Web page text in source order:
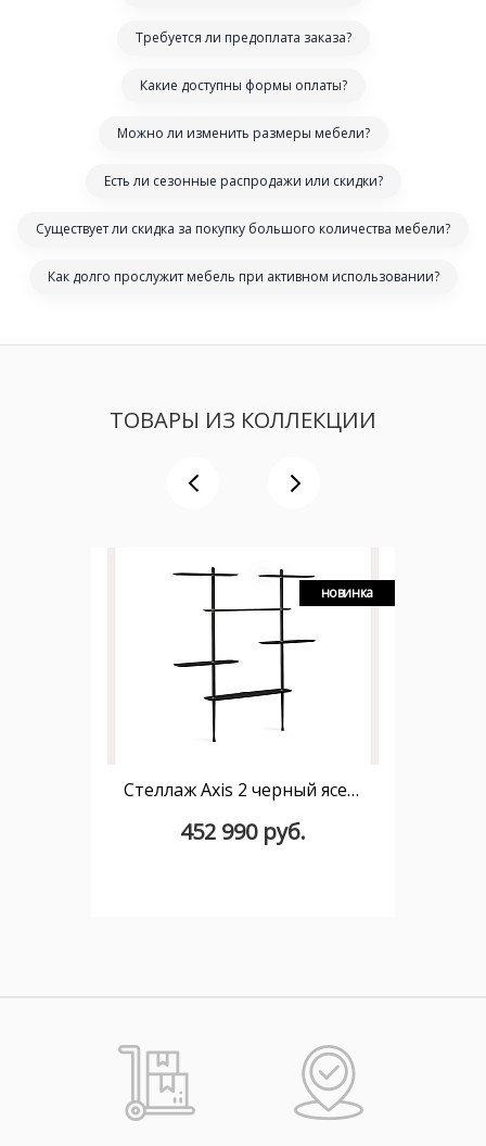
Требуется ли предоплата заказа?
Какие доступны формы оплаты?
Можно ли изменить размеры мебели?
Есть ли сезонные распродажи или скидки?
Существует ли скидка за покупку большого количества мебели?
Как долго прослужит мебель при активном использовании?
ТОВАРЫ ИЗ КОЛЛЕКЦИИ
новинка
Стеллаж Axis 2 черный ясень
452 990 руб.